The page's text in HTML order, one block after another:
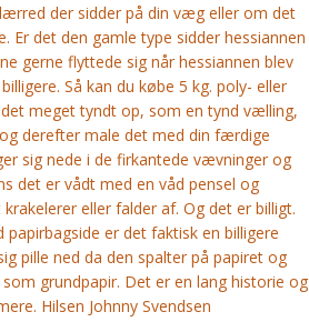
der sidder på din væg eller om det
det den gamle type sidder hessiannen
gerne flyttede sig når hessiannen blev
Så kan du købe 5 kg. poly- eller
meget tyndt op, som en tynd vælling,
derefter male det med din færdige
sig nede i de firkantede vævninger og
det er vådt med en våd pensel og
eller falder af. Og det er billigt.
er det faktisk en billigere
pille ned da den spalter på papiret og
grundpapir. Det er en lang historie og
Hilsen Johnny Svendsen